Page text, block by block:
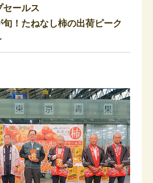
セールス
旬！たねなし柿の出荷ピーク